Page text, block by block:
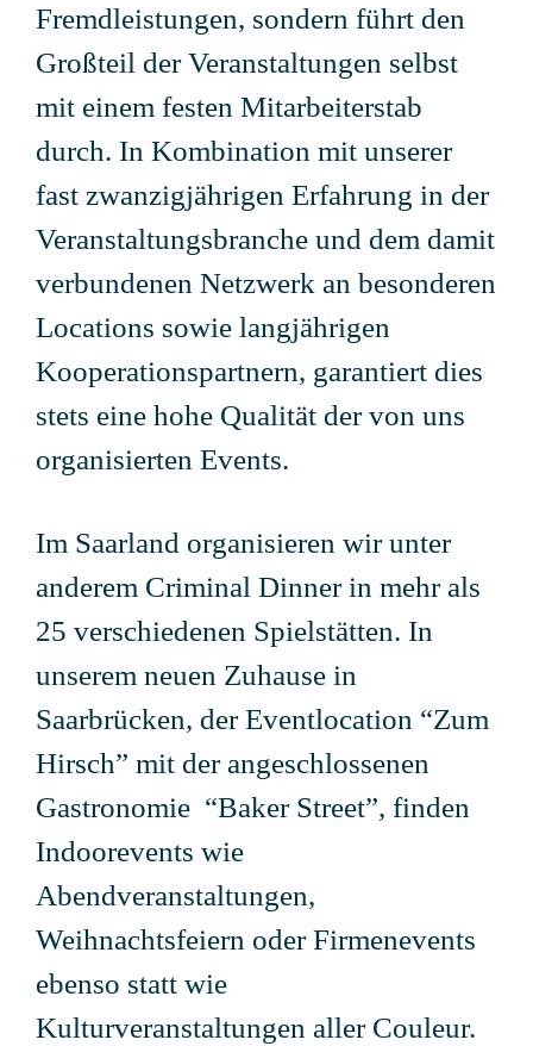
Fremdleistungen, sondern führt den
Großteil der Veranstaltungen selbst
mit einem festen Mitarbeiterstab
durch. In Kombination mit unserer
fast zwanzigjährigen Erfahrung in der
Veranstaltungsbranche und dem damit
verbundenen Netzwerk an besonderen
Locations sowie langjährigen
Kooperationspartnern, garantiert dies
stets eine hohe Qualität der von uns
organisierten Events.
Im Saarland organisieren wir unter
anderem Criminal Dinner in mehr als
25 verschiedenen Spielstätten. In
unserem neuen Zuhause in
Saarbrücken, der Eventlocation “Zum
Hirsch” mit der angeschlossenen
Gastronomie “Baker Street”, finden
Indoorevents wie
Abendveranstaltungen,
Weihnachtsfeiern oder Firmenevents
ebenso statt wie
Kulturveranstaltungen aller Couleur.